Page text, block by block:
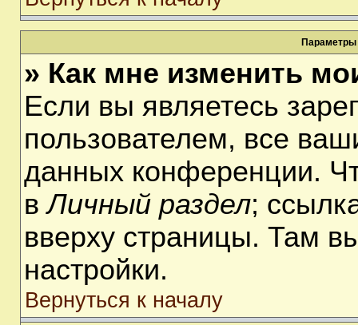
Параметры
» Как мне изменить
Если вы являетесь
пользователем, все
данных конференции.
вЛичный раздел;
вверху страницы. Там
настройки.
Вернуться к началу